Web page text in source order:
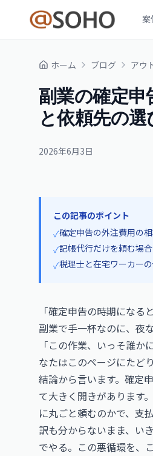
案
ホーム ブログ アウ
副業の確定申
と依頼先の
2026年6月3日
この記事のポイント
✓確定申告の外注費用の
✓記帳代行だけを頼む場
✓税理士と在宅ワーカー
「確定申告の時期にな
副業で手一杯なのに、夜
「この作業、いっそ誰
なたはこのページにたど
結論から言います。確定
て大きく開きがあります
に丸ごと頼むのかで、支
訳も分からないまま、い
でやる。この悪循環を、